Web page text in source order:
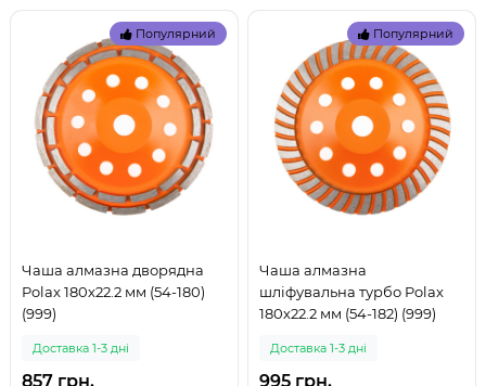
Популярний
Чаша алмазна дворядна
Polax 180х22.2 мм (54-180)
(999)
Доставка 1-3 дні
857 грн.
Популярний
Чаша алмазна
шліфувальна турбо Polax
180х22.2 мм (54-182) (999)
Доставка 1-3 дні
995 грн.